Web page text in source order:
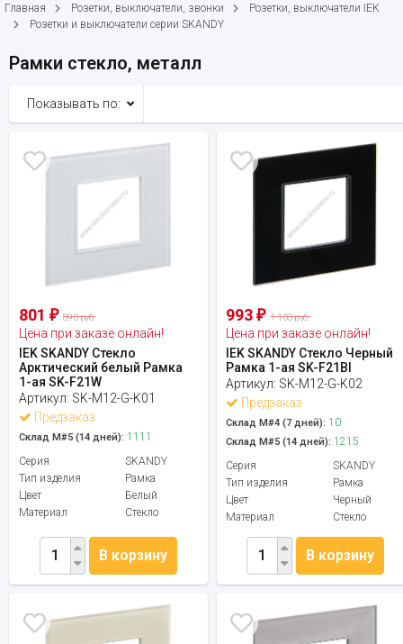
Главная Розетки, выключатели, звонки
Розетки, выключатели IEK
Розетки и выключатели серии SKANDY
Рамки стекло, металл
Показывать по:
801 ₽ 890 руб.
Цена при заказе онлайн!
IEK SKANDY Стекло
Арктический белый Рамка
1-ая SK-F21W
Артикул: SK-M12-G-K01
Предзаказ
Склад М#5 (14 дней): 1111
Серия
SKANDY
Тип изделия
Рамка
Цвет
Белый
Материал
Стекло
В корзину
993₽ 1 103 руб.
Цена при заказе онлайн!
IEK SKANDY Стекло Черный
Рамка 1-ая SK-F21Bl
Артикул: SK-M12-G-K02
Предзаказ
Склад М#4 (7 дней): 10
Склад М#5 (14 дней): 1215
Серия
SKANDY
Тип изделия
Рамка
Цвет
Черный
Материал
Стекло
В корзину